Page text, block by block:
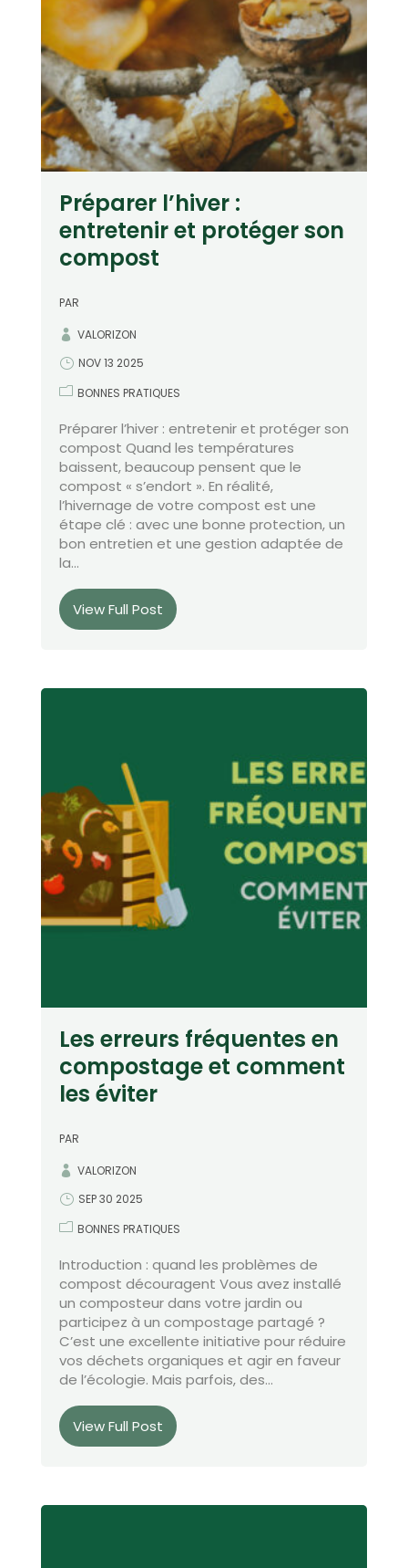
Préparer l’hiver :
entretenir et protéger son
compost
PAR
VALORIZON
NOV 13 2025
BONNES PRATIQUES
Préparer l’hiver : entretenir et protéger son
compost Quand les températures
baissent, beaucoup pensent que le
compost « s’endort ». En réalité,
l’hivernage de votre compost est une
étape clé : avec une bonne protection, un
bon entretien et une gestion adaptée de
la...
View Full Post
Les erreurs fréquentes en
compostage et comment
les éviter
PAR
VALORIZON
SEP 30 2025
BONNES PRATIQUES
Introduction : quand les problèmes de
compost découragent Vous avez installé
un composteur dans votre jardin ou
participez à un compostage partagé ?
C’est une excellente initiative pour réduire
vos déchets organiques et agir en faveur
de l’écologie. Mais parfois, des...
View Full Post